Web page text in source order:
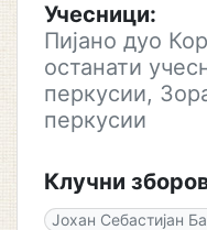
Учесници:
Пијано дуо
останати
перкусии,
перкусии
Клучни
Јохан Себастијан